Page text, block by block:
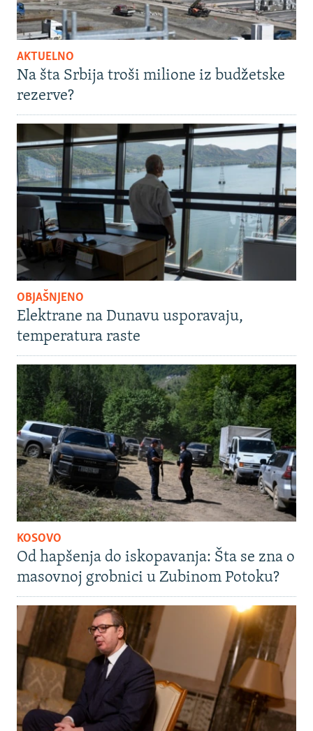
AKTUELNO
Na šta Srbija troši milione iz budžetske
rezerve?
OBJAŠNJENO
Elektrane na Dunavu usporavaju,
temperatura raste
KOSOVO
Od hapšenja do iskopavanja: Šta se zna o
masovnoj grobnici u Zubinom Potoku?